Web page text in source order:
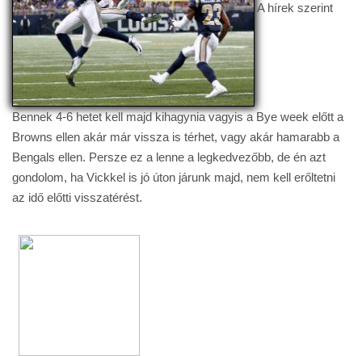
A hírek szerint
Bennek 4-6 hetet kell majd kihagynia vagyis a Bye week előtt a
Browns ellen akár már vissza is térhet, vagy akár hamarabb a
Bengals ellen. Persze ez a lenne a legkedvezőbb, de én azt
gondolom, ha Vickkel is jó úton járunk majd, nem kell erőltetni
az idő előtti visszatérést.